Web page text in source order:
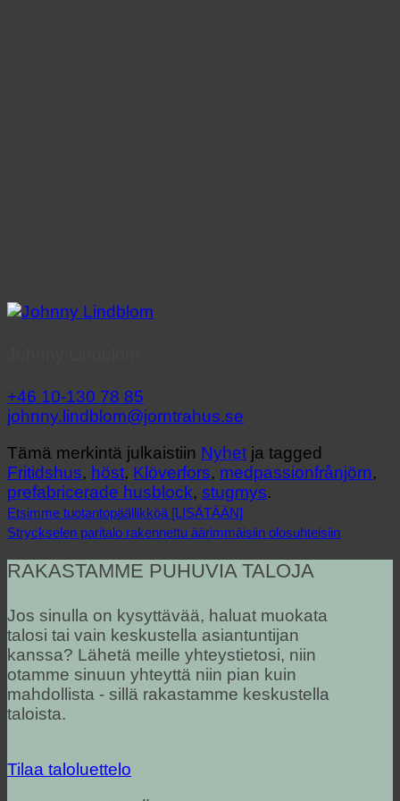
+46 10-130 78 85
johnny.lindblom@jorntrahus.se
Tämä merkintä julkaistiin Nyhet ja tagged
Fritidshus, höst, Klöverfors, medpassionfrånjörn,
prefabricerade husblock, stugmys.
Etsimme tuotantopäällikköä [LISÄTÄÄN]
Stryckselen paritalo rakennettu äärimmäisiin olosuhteisiin
RAKASTAMME PUHUVIA TALOJA
Jos sinulla on kysyttävää, haluat muokata
talosi tai vain keskustella asiantuntijan
kanssa? Lähetä meille yhteystietosi, niin
otamme sinuun yhteyttä niin pian kuin
mahdollista - sillä rakastamme keskustella
taloista.
Tilaa taloluettelo